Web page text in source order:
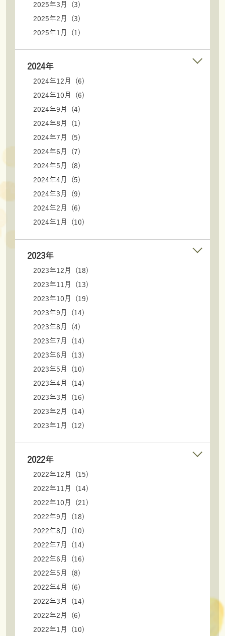
2025年3月 (3)
2025年2月 (3)
2025年1月 (1)
2024年
2024年12月 (6)
2024年10月 (6)
2024年9月 (4)
2024年8月 (1)
2024年7月 (5)
2024年6月 (7)
2024年5月 (8)
2024年4月 (5)
2024年3月 (9)
2024年2月 (6)
2024年1月 (10)
2023年
2023年12月 (18)
2023年11月 (13)
2023年10月 (19)
2023年9月 (14)
2023年8月 (4)
2023年7月 (14)
2023年6月 (13)
2023年5月 (10)
2023年4月 (14)
2023年3月 (16)
2023年2月 (14)
2023年1月 (12)
2022年
2022年12月 (15)
2022年11月 (14)
2022年10月 (21)
2022年9月 (18)
2022年8月 (10)
2022年7月 (14)
2022年6月 (16)
2022年5月 (8)
2022年4月 (6)
2022年3月 (14)
2022年2月 (6)
2022年1月 (10)